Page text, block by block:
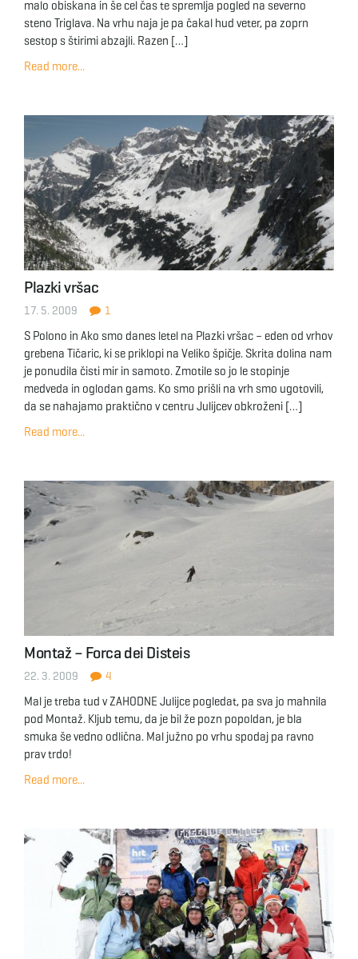
malo obiskana in še cel čas te spremlja pogled na severno
steno Triglava. Na vrhu naja je pa čakal hud veter, pa zoprn
sestop s štirimi abzajli. Razen […]
Read more...
Plazki vršac
17. 5. 2009 1
S Polono in Ako smo danes letel na Plazki vršac – eden od vrhov
grebena Tičaric, ki se priklopi na Veliko špičje. Skrita dolina nam
je ponudila čisti mir in samoto. Zmotile so jo le stopinje
medveda in oglodan gams. Ko smo prišli na vrh smo ugotovili,
da se nahajamo praktično v centru Julijcev obkroženi […]
Read more...
Montaž – Forca dei Disteis
22. 3. 2009 4
Mal je treba tud v ZAHODNE Julijce pogledat, pa sva jo mahnila
pod Montaž. Kljub temu, da je bil že pozn popoldan, je bla
smuka še vedno odlična. Mal južno po vrhu spodaj pa ravno
prav trdo!
Read more...